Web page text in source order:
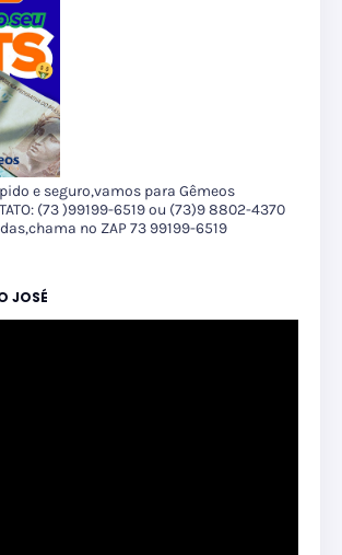
e seguro,vamos para Gêmeos
(73 )99199-6519 ou (73)9 8802-4370
no ZAP 73 99199-6519
JOSÉ